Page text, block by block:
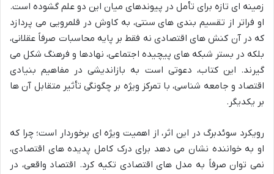
زمینه ای تازه برای تأمل در پیوندهای میان این دو علم گشوده است.
او فراتر از تقسیم بندی های سنتی، به کاوش در قلمرویی می پردازد
که در آن کنش های اقتصادی نه فقط بر پایه محاسبات صرفاً عقلانی،
بلکه در بستر شبکه های پیچیده اجتماعی، نهادها و فرهنگ شکل می
گیرند. این کتاب، دعوتی است به بازاندیشی در مفاهیم بنیادی
اقتصاد و جامعه شناسی، با تمرکز ویژه بر چگونگی تأثیر متقابل آن ها
بر یکدیگر.
رویکرد سوئدبرگ در این اثر، از اهمیت ویژه ای برخوردار است؛ چرا که
او به خواننده نشان می دهد برای درک کامل پدیده های اقتصادی،
نمی توان صرفاً به مدل های اقتصادی تکیه کرد. اقتصاد واقعی، در